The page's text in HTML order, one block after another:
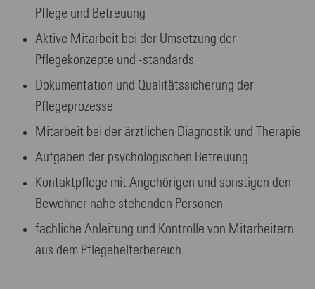
Pflege und Betreuung
Aktive Mitarbeit bei der Umsetzung der
Pflegekonzepte und -standards
Dokumentation und Qualitätssicherung der
Pflegeprozesse
Mitarbeit bei der ärztlichen Diagnostik und Therapie
Aufgaben der psychologischen Betreuung
Kontaktpflege mit Angehörigen und sonstigen den
Bewohner nahe stehenden Personen
fachliche Anleitung und Kontrolle von Mitarbeitern
aus dem Pflegehelferbereich